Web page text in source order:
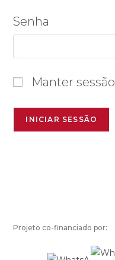
Senha
Manter sessão
Projeto co-financiado por: